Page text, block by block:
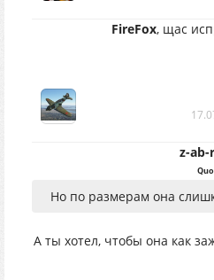
FireFox, щас
z-ab-
Но по размерам она
А ты хотел, чтобы она как